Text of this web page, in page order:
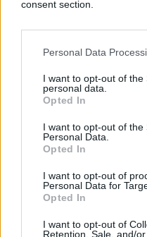
consent section.
Personal Data
I want to opt-out of the
personal data.
Opted In
I want to opt-out of the
Personal Data.
Opted In
I want to opt-out of
Personal Data for
Opted In
I want to opt-out of
Retention, Sale, and/
#Sanski Most
#zastave s